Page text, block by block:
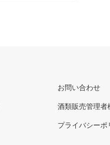
お問い合わせ
酒類販売管理者
プライバシーポ